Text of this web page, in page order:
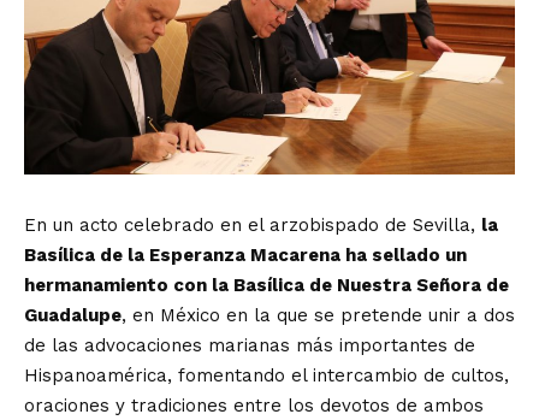
En un acto celebrado en el arzobispado de Sevilla, la
Basílica de la Esperanza Macarena ha sellado un
hermanamiento con la Basílica de Nuestra Señora de
Guadalupe, en México en la que se pretende unir a dos
de las advocaciones marianas más importantes de
Hispanoamérica, fomentando el intercambio de cultos,
oraciones y tradiciones entre los devotos de ambos